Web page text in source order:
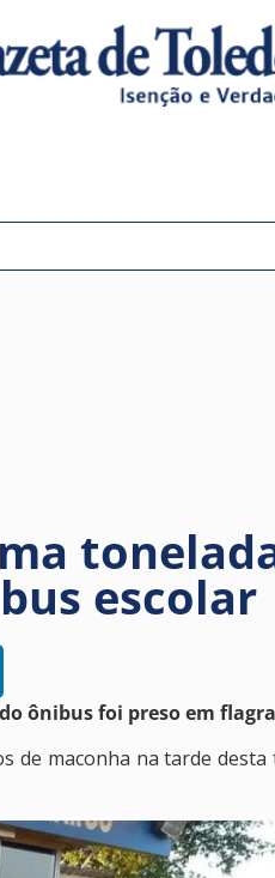
escolar
ônibus foi preso em
de maconha na tarde